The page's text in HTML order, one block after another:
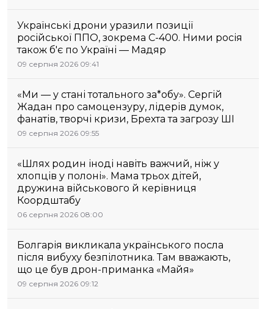
Українські дрони уразили позиції
російської ППО, зокрема С-400. Ними росія
також б'є по Україні — Мадяр
09 серпня 2026 09:41
«Ми — у стані тотального за*обу». Сергій
Жадан про самоцензуру, лідерів думок,
фанатів, творчі кризи, Брехта та загрозу ШІ
09 серпня 2026 09:55
«Шлях родин іноді навіть важчий, ніж у
хлопців у полоні». Мама трьох дітей,
дружина військового й керівниця
Коордштабу
06 серпня 2026 08:00
Болгарія викликала українського посла
після вибуху безпілотника. Там вважають,
що це був дрон-приманка «Майя»
09 серпня 2026 09:12